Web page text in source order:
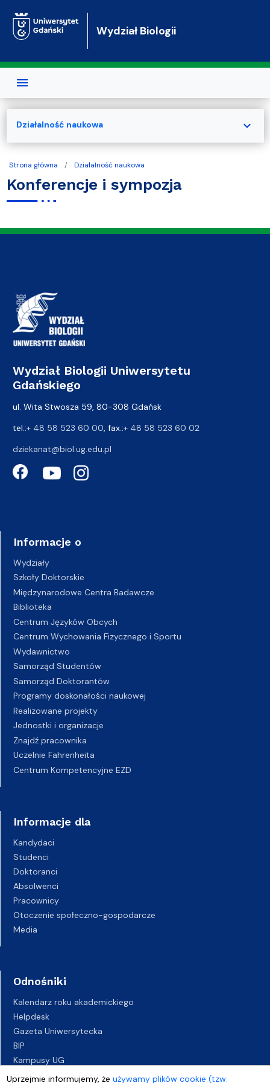
Uprzejmie informujemy, żeużywamy plików cookie (tzw.
Wydział Biologii
Strona główna Działalność naukowa
Konferencje i sympozja
Działalność naukowa expand_more
Wydział Biologii Uniwersytetu
Gdańskiego
ul. Wita Stwosza 59, 80-308 Gdańsk
tel.:+ 48 58 523 60 00, fax.:+ 48 58 523 60 02
dziekanat@biol.ug.edu.pl
Informacje o
Wydziały
Szkoły Doktorskie
Międzynarodowe Centra Badawcze
Biblioteka
Centrum Języków Obcych
Centrum Wychowania Fizycznego i Sportu
Wydawnictwo
Samorząd Studentów
Samorząd Doktorantów
Programy doskonałości naukowej
Realizowane projekty
Jednostki i organizacje
Znajdź pracownika
Uczelnie Fahrenheita
Centrum Kompetencyjne EZD
Informacje dla
Kandydaci
Studenci
Doktoranci
Absolwenci
Pracownicy
Otoczenie społeczno-gospodarcze
Media
Odnośniki
Kalendarz roku akademickiego
Helpdesk
Gazeta Uniwersytecka
BIP
Kampusy UG
Biuro Karier UG